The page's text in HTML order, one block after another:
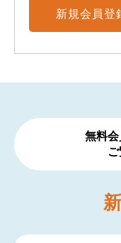
新規会員登
無料